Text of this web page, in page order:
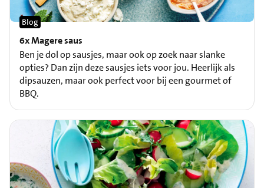
6x Magere saus
Blog
Ben je dol op sausjes, maar ook op zoek naar slanke
opties? Dan zijn deze sausjes iets voor jou. Heerlijk als
dipsauzen, maar ook perfect voor bij een gourmet of
BBQ.